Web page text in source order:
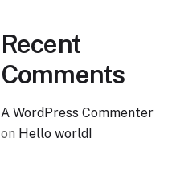
Recent
Comments
A WordPress Commenter
on Hello world!